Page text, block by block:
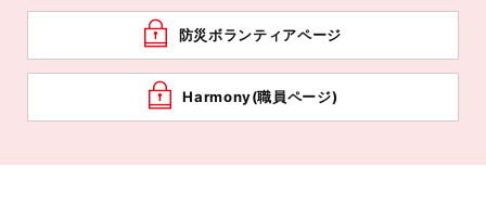
防災ボランティアページ
Harmony(職員ページ)